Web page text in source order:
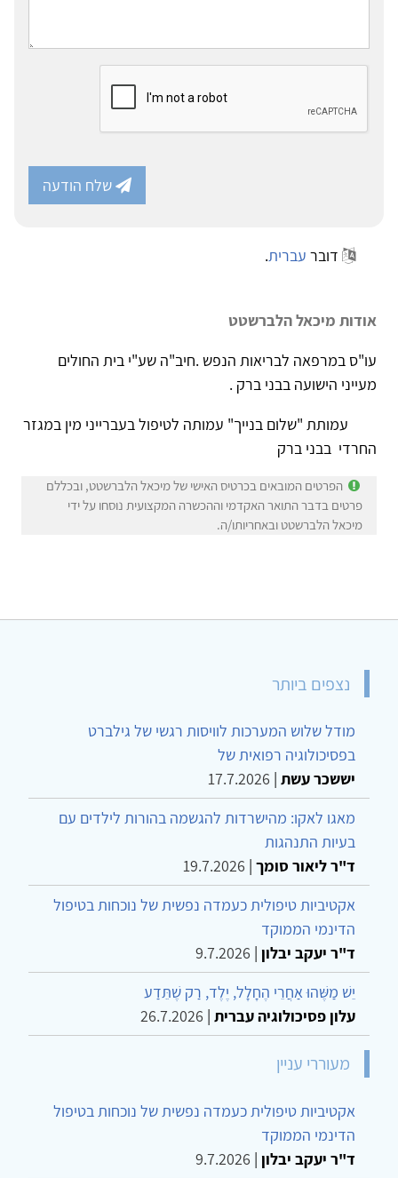
שלח הודעה
דובר עברית.
אודות מיכאל הלברשטט
עו"ס במרפאה לבריאות הנפש .חיב"ה שע"י בית החולים
מעייני הישועה בבני ברק .
עמותת "שלום בנייך" עמותה לטיפול בעברייני מין במגזר
החרדי בבני ברק
הפרטים המובאים בכרטיס האישי של מיכאל הלברשטט, ובכללם
פרטים בדבר התואר האקדמי וההכשרה המקצועית נוסחו על ידי
מיכאל הלברשטט ובאחריותו/ה.
נצפים ביותר
מודל שלוש המערכות לוויסות רגשי של גילברט
בפסיכולוגיה רפואית של
יששכר עשת |
17.7.2026
מאגו לאקו: מהישרדות להגשמה בהורות לילדים עם
בעיות התנהגות
ד"ר ליאור סומך |
19.7.2026
אקטיביות טיפולית כעמדה נפשית של נוכחות בטיפול
הדינמי הממוקד
ד"ר יעקב יבלון |
9.7.2026
יֵשׁ מַשֶּׁהוּ אַחֲרֵי הֶחָלָל, יֶלֶד, רַק שֶׁתֵּדַע
עלון פסיכולוגיה עברית |
26.7.2026
מעוררי עניין
אקטיביות טיפולית כעמדה נפשית של נוכחות בטיפול
הדינמי הממוקד
ד"ר יעקב יבלון |
9.7.2026